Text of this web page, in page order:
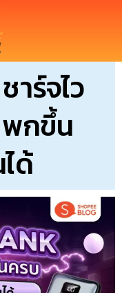
าร์จไว
กขึ้น
ด้